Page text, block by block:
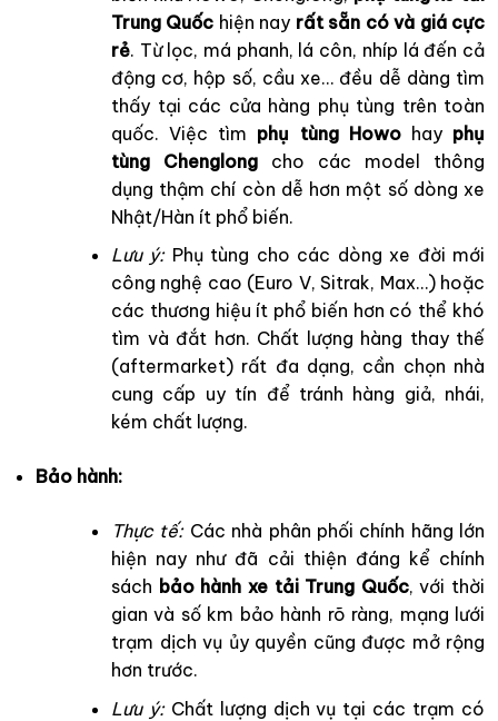
Trung Quốc hiện nay rất sẵn có và giá cực
rẻ. Từ lọc, má phanh, lá côn, nhíp lá đến cả
động cơ, hộp số, cầu xe… đều dễ dàng tìm
thấy tại các cửa hàng phụ tùng trên toàn
quốc. Việc tìm phụ tùng Howohay phụ
tùng Chenglong cho các model thông
dụng thậm chí còn dễ hơn một số dòng xe
Nhật/Hàn ít phổ biến.
Lưu ý:Phụ tùng cho các dòng xe đời mới
công nghệ cao (Euro V, Sitrak, Max…) hoặc
các thương hiệu ít phổ biến hơn có thể khó
tìm và đắt hơn. Chất lượng hàng thay thế
(aftermarket) rất đa dạng, cần chọn nhà
cung cấp uy tín để tránh hàng giả, nhái,
kém chất lượng.
Bảo hành:
Thực tế:Các nhà phân phối chính hãng lớn
hiện nay như đã cải thiện đáng kể chính
sách bảo hành xe tải Trung Quốc, với thời
gian và số km bảo hành rõ ràng, mạng lưới
trạm dịch vụ ủy quyền cũng được mở rộng
hơn trước.
Lưu ý:Chất lượng dịch vụ tại các trạm có